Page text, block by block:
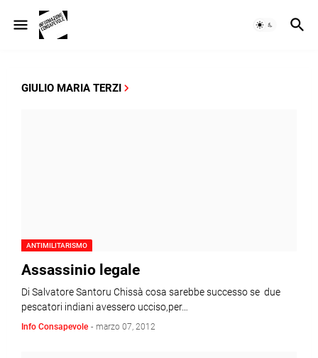
GIULIO MARIA TERZI
ANTIMILITARISMO
Assassinio legale
Di Salvatore Santoru Chissà cosa sarebbe successo se due
pescatori indiani avessero ucciso,per…
Info Consapevole - marzo 07, 2012